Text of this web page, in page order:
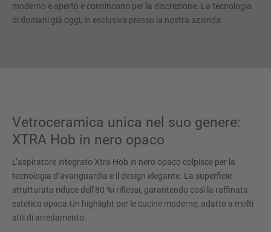
moderno e aperto e convincono per la discrezione. La tecnologia
di domani già oggi, in esclusiva presso la nostra azienda.
Vetroceramica unica nel suo genere:
XTRA Hob in nero opaco
L’aspiratore integrato Xtra Hob in nero opaco colpisce per la
tecnologia d’avanguardia e il design elegante. La superficie
strutturata riduce dell’80 %i riflessi, garantendo così la raffinata
estetica opaca.Un highlight per le cucine moderne, adatto a molti
stili di arredamento.